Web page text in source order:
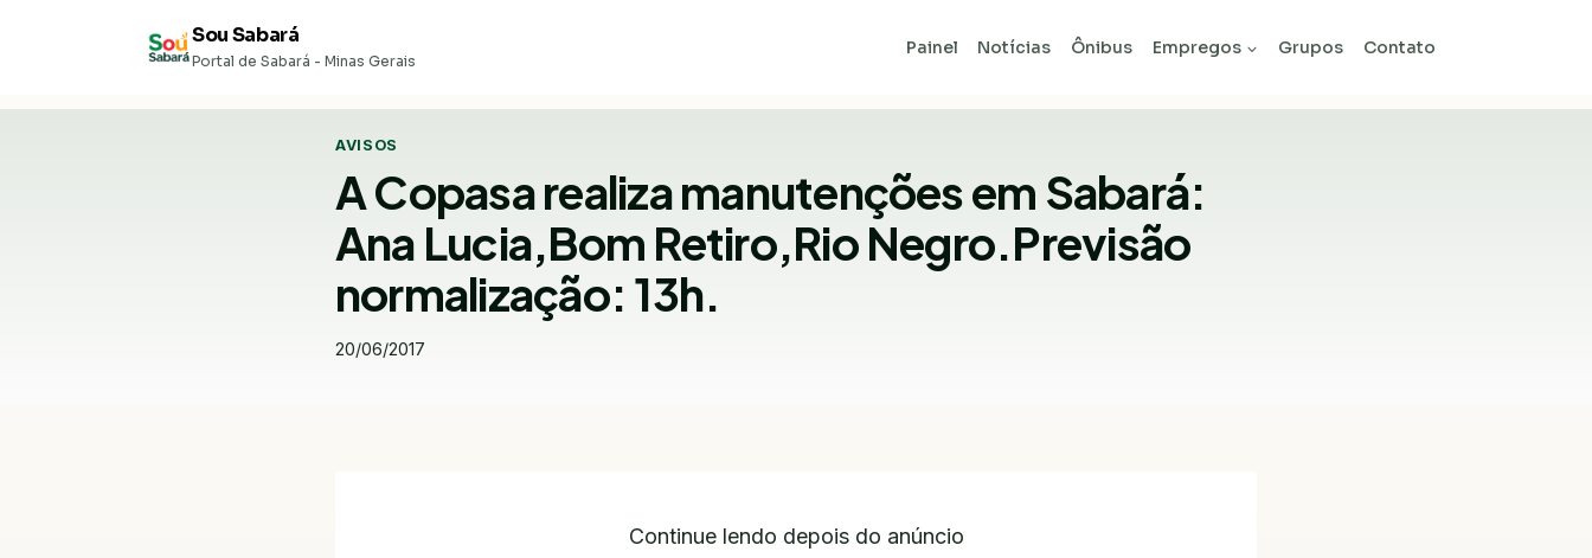
Sou Sabará
Portal de Sabará - Minas Gerais
Painel Notícias Ônibus Empregos Grupos Contato
AVISOS
A Copasa realiza manutenções em Sabará:
Ana Lucia,Bom Retiro,Rio Negro.Previsão
normalização: 13h.
20/06/2017
Continue lendo depois do anúncio